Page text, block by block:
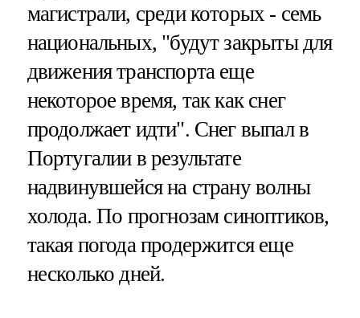
магистрали, среди которых - семь
национальных, "будут закрыты для
движения транспорта еще
некоторое время, так как снег
продолжает идти". Снег выпал в
Португалии в результате
надвинувшейся на страну волны
холода. По прогнозам синоптиков,
такая погода продержится еще
несколько дней.